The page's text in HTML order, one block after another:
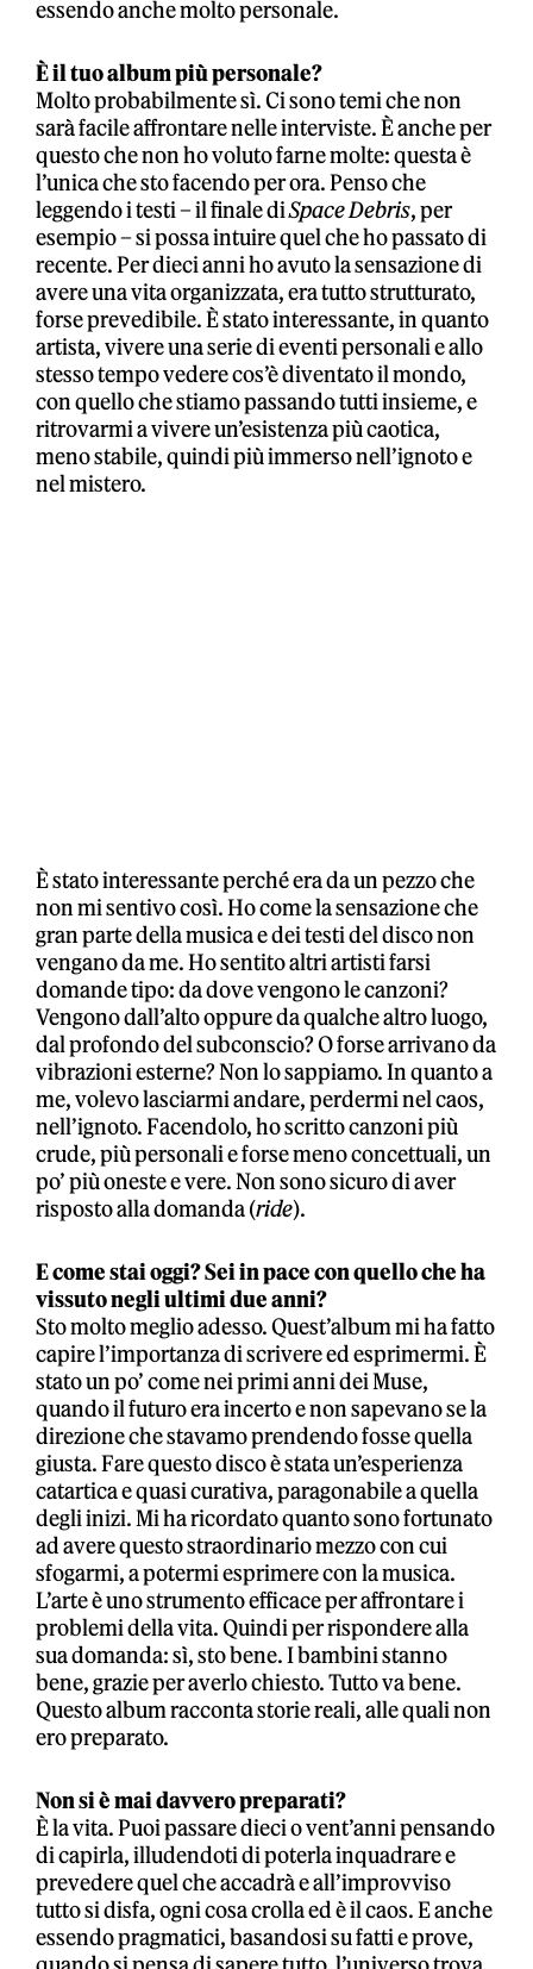
essendo anche molto personale.
È il tuo album più personale?
Molto probabilmente sì. Ci sono temi che non
sarà facile affrontare nelle interviste. È anche per
questo che non ho voluto farne molte: questa è
l’unica che sto facendo per ora. Penso che
leggendo i testi – il finale diSpace Debris, per
esempio – si possa intuire quel che ho passato di
recente. Per dieci anni ho avuto la sensazione di
avere una vita organizzata, era tutto strutturato,
forse prevedibile. È stato interessante, in quanto
artista, vivere una serie di eventi personali e allo
stesso tempo vedere cos’è diventato il mondo,
con quello che stiamo passando tutti insieme, e
ritrovarmi a vivere un’esistenza più caotica,
meno stabile, quindi più immerso nell’ignoto e
nel mistero.
È stato interessante perché era da un pezzo che
non mi sentivo così. Ho come la sensazione che
gran parte della musica e dei testi del disco non
vengano da me. Ho sentito altri artisti farsi
domande tipo: da dove vengono le canzoni?
Vengono dall’alto oppure da qualche altro luogo,
dal profondo del subconscio? O forse arrivano da
vibrazioni esterne? Non lo sappiamo. In quanto a
me, volevo lasciarmi andare, perdermi nel caos,
nell’ignoto. Facendolo, ho scritto canzoni più
crude, più personali e forse meno concettuali, un
po’ più oneste e vere. Non sono sicuro di aver
risposto alla domanda (ride).
E come stai oggi? Sei in pace con quello che ha
vissuto negli ultimi due anni?
Sto molto meglio adesso. Quest’album mi ha fatto
capire l’importanza di scrivere ed esprimermi. È
stato un po’ come nei primi anni dei Muse,
quando il futuro era incerto e non sapevano se la
direzione che stavamo prendendo fosse quella
giusta. Fare questo disco è stata un’esperienza
catartica e quasi curativa, paragonabile a quella
degli inizi. Mi ha ricordato quanto sono fortunato
ad avere questo straordinario mezzo con cui
sfogarmi, a potermi esprimere con la musica.
L’arte è uno strumento efficace per affrontare i
problemi della vita. Quindi per rispondere alla
sua domanda: sì, sto bene. I bambini stanno
bene, grazie per averlo chiesto. Tutto va bene.
Questo album racconta storie reali, alle quali non
ero preparato.
Non si è mai davvero preparati?
È la vita. Puoi passare dieci o vent’anni pensando
di capirla, illudendoti di poterla inquadrare e
prevedere quel che accadrà e all’improvviso
tutto si disfa, ogni cosa crolla ed è il caos. E anche
essendo pragmatici, basandosi su fatti e prove,